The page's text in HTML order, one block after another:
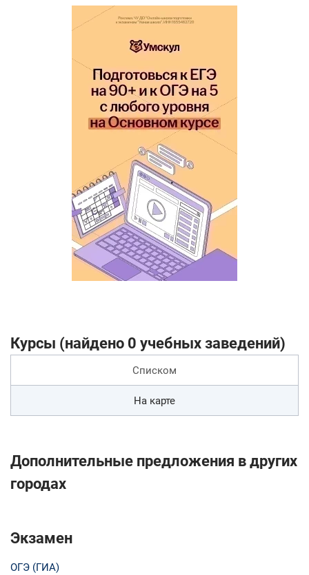
Курсы (найдено 0 учебных заведений)
Списком
На карте
Дополнительные предложения в других
городах
Экзамен
ОГЭ (ГИА)